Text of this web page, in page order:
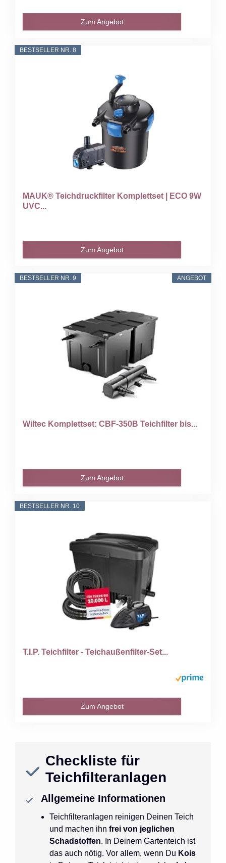
Zum Angebot
BESTSELLER NR. 8
MAUK® Teichdruckfilter Komplettset | ECO 9W
UVC...
Zum Angebot
ANGEBOT
BESTSELLER NR. 9
Wiltec Komplettset: CBF-350B Teichfilter bis...
Zum Angebot
BESTSELLER NR. 10
T.I.P. Teichfilter - Teichaußenfilter-Set...
Zum Angebot
Checkliste für
Teichfilteranlagen
Allgemeine Informationen
Teichfilteranlagen reinigen Deinen Teich
und machen ihn frei von jeglichen
Schadstoffen. In Deinem Gartenteich ist
das auch nötig. Vor allem, wenn Du Kois